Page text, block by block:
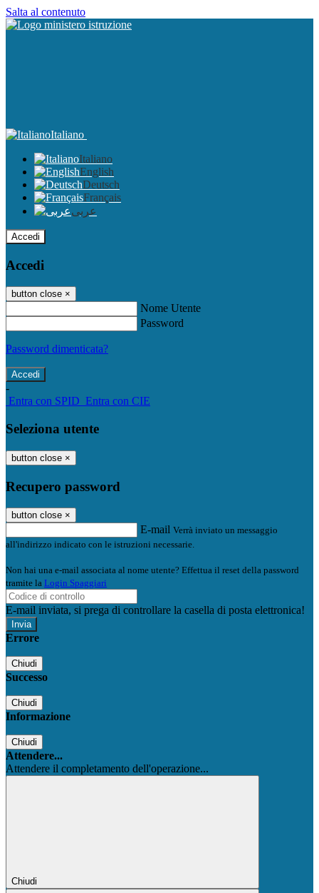
Salta al contenuto
Italiano
Italiano
English
Deutsch
Français
عربى
Accedi
Accedi
button close ×
Nome Utente
Password
Password dimenticata?
-
Entra con SPID Entra con CIE
Seleziona utente
button close ×
Recupero password
button close ×
E-mail Verrà inviato un messaggio
all'indirizzo indicato con le istruzioni necessarie.
Non hai una e-mail associata al nome utente? Effettua il reset della password
tramite la Login Spaggiari
E-mail inviata, si prega di controllare la casella di posta elettronica!
Errore
Chiudi
Successo
Chiudi
Informazione
Chiudi
Attendere...
Attendere il completamento dell'operazione...
Chiudi